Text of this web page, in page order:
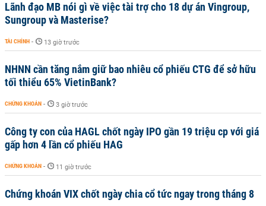
Lãnh đạo MB nói gì về việc tài trợ cho 18 dự án Vingroup,
Sungroup và Masterise?
TÀI CHÍNH - 13 giờ trước
NHNN cần tăng nắm giữ bao nhiêu cổ phiếu CTG để sở hữu
tối thiểu 65% VietinBank?
CHỨNG KHOÁN - 3 giờ trước
Công ty con của HAGL chốt ngày IPO gần 19 triệu cp với giá
gấp hơn 4 lần cổ phiếu HAG
CHỨNG KHOÁN - 11 giờ trước
Chứng khoán VIX chốt ngày chia cổ tức ngay trong tháng 8